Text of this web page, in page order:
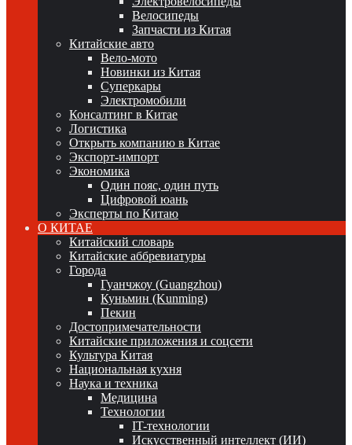
Велосипеды
Запчасти из Китая
Китайские авто
Вело-мото
Новинки из Китая
Суперкары
Электромобили
Консалтинг в Китае
Логистика
Открыть компанию в Китае
Экспорт-импорт
Экономика
Один пояс, один путь
Цифровой юань
Эксперты по Китаю
О КИТАЕ
Китайский словарь
Китайские аббревиатуры
Города
Гуанчжоу (Guangzhou)
Куньмин (Kunming)
Пекин
Достопримечательности
Китайские приложения и соцсети
Культура Китая
Национальная кухня
Наука и техника
Медицина
Технологии
IT-технологии
Искусственный интеллект (ИИ)